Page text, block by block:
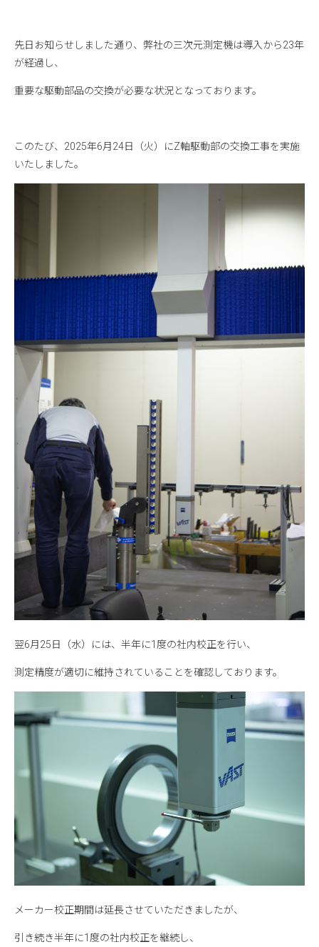
先日お知らせしました通り、弊社の三次元測定機は導入から23年
が経過し、
重要な駆動部品の交換が必要な状況となっております。
このたび、2025年6月24日（火）にZ軸駆動部の交換工事を実施
いたしました。
翌6月25日（水）には、半年に1度の社内校正を行い、
測定精度が適切に維持されていることを確認しております。
メーカー校正期間は延長させていただきましたが、
引き続き半年に1度の社内校正を継続し、